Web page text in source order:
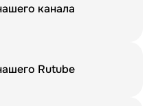
канала
Rutube